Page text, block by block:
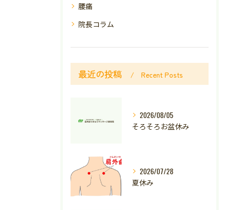
腰痛
院長コラム
最近の投稿 Recent Posts
2026/08/05
そろそろお盆休み
2026/07/28
夏休み